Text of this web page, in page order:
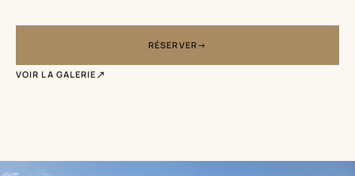
RÉSERVER
VOIR LA GALERIE